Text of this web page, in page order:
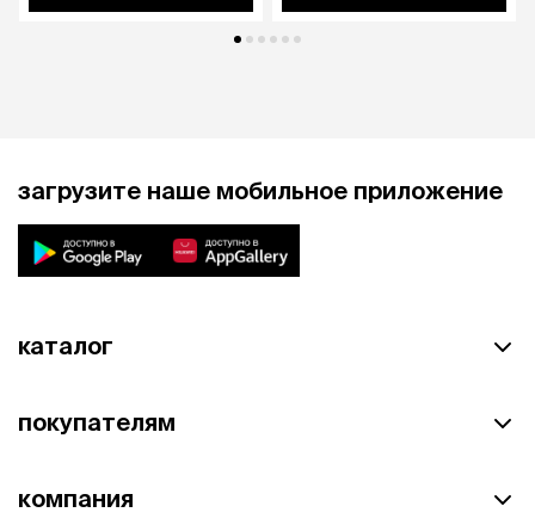
загрузите наше мобильное приложение
каталог
покупателям
компания